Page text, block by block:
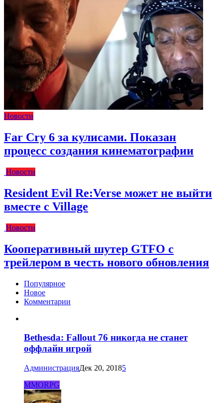
Новости
Far Cry 6 за кулисами. Показан
процесс создания кинематографии
Новости
Resident Evil Re:Verse может не выйти
вместе с Village
Новости
Кооперативный шутер GTFO с
трейлером в честь нового обновления
Популярное
Новое
Комментарии
Bethesda: Fallout 76 никогда не станет
оффлайн игрой
АдминистрацияДек 20, 20185
MMORPG